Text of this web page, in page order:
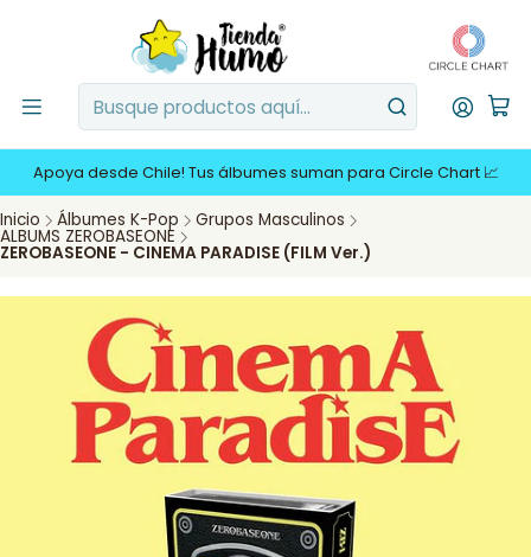
Apoya desde Chile! Tus álbumes suman para Circle Chart 📈
Inicio Álbumes K-Pop Grupos Masculinos
ALBUMS ZEROBASEONE
ZEROBASEONE - CINEMA PARADISE (FILM Ver.)